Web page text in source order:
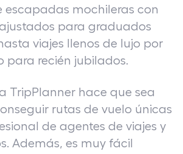
escapadas mochileras con
para graduados
viajes llenos de lujo por
para recién jubilados.
TripPlanner hace que sea
rutas de vuelo únicas
de agentes de viajes y
Además, es muy fácil